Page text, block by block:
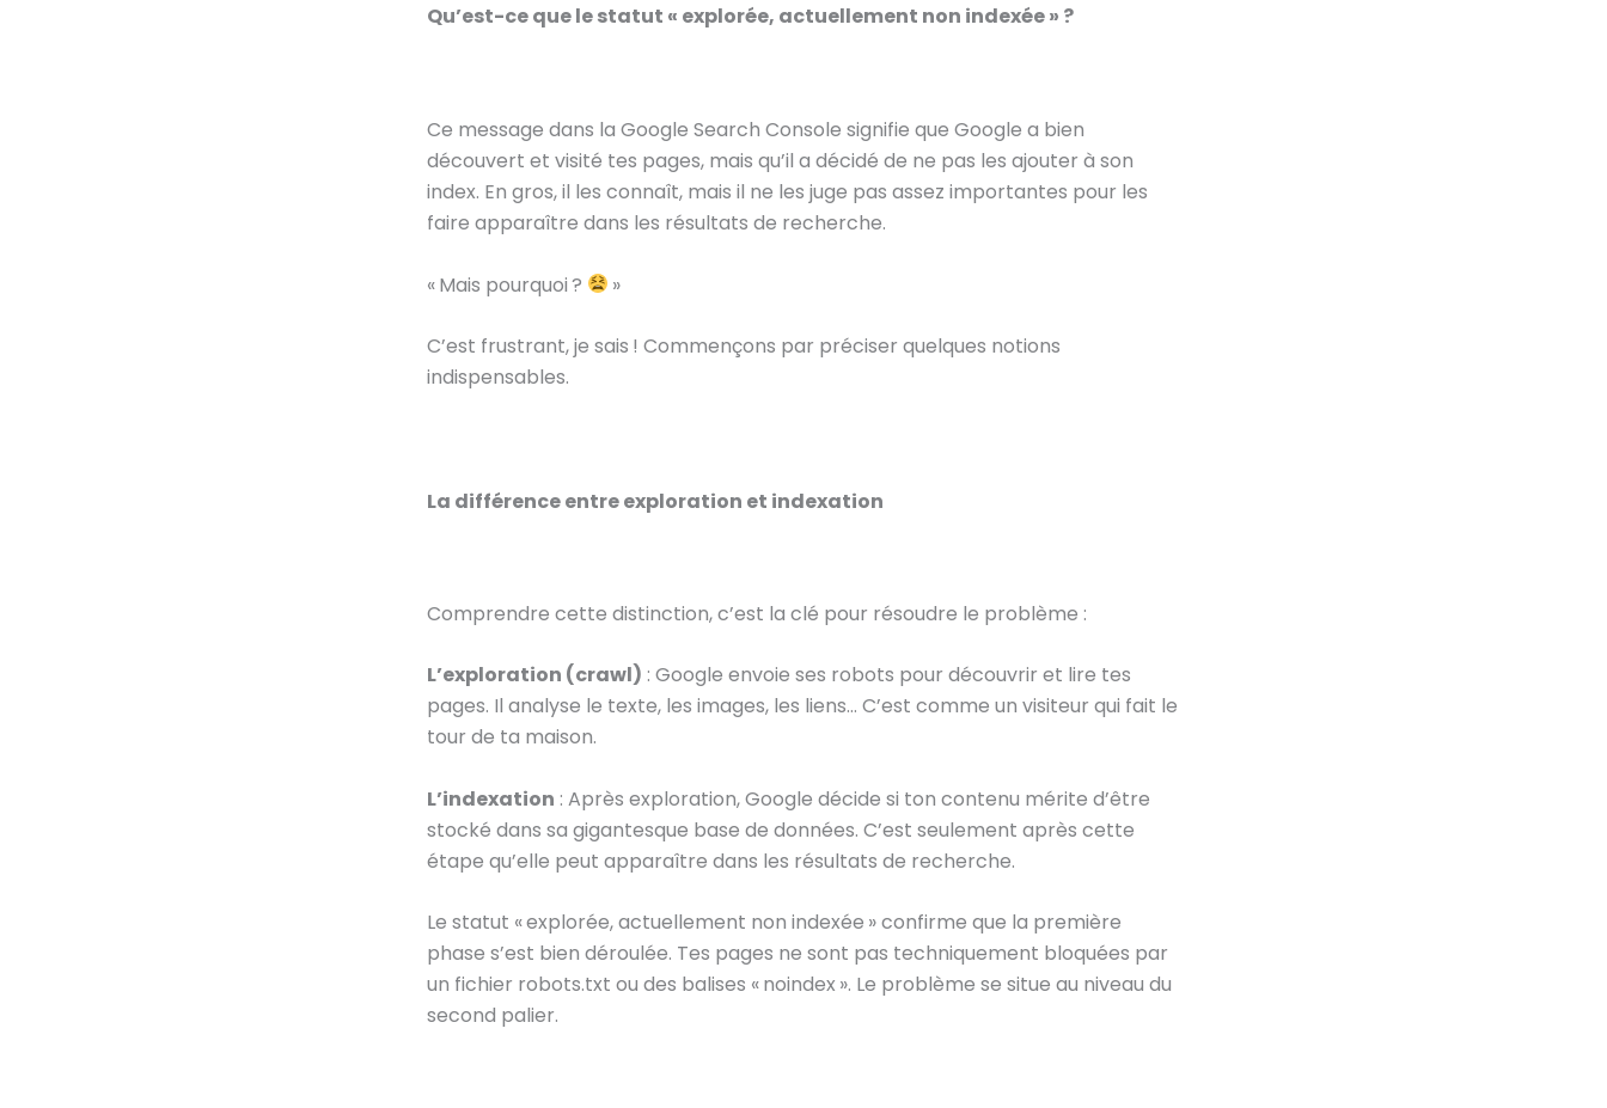
Qu’est-ce que le statut « explorée, actuellement non indexée » ?
Ce message dans la Google Search Console signifie que Google a bien
découvert et visité tes pages, mais qu’il a décidé de ne pas les ajouter à son
index. En gros, il les connaît, mais il ne les juge pas assez importantes pour les
faire apparaître dans les résultats de recherche.
« Mais pourquoi ? »
C’est frustrant, je sais ! Commençons par préciser quelques notions
indispensables.
La différence entre exploration et indexation
Comprendre cette distinction, c’est la clé pour résoudre le problème :
L’exploration (crawl) : Google envoie ses robots pour découvrir et lire tes
pages. Il analyse le texte, les images, les liens… C’est comme un visiteur qui fait le
tour de ta maison.
L’indexation : Après exploration, Google décide si ton contenu mérite d’être
stocké dans sa gigantesque base de données. C’est seulement après cette
étape qu’elle peut apparaître dans les résultats de recherche.
Le statut « explorée, actuellement non indexée » confirme que la première
phase s’est bien déroulée. Tes pages ne sont pas techniquement bloquées par
un fichier robots.txt ou des balises « noindex ». Le problème se situe au niveau du
second palier.